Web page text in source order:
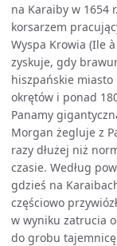
na Karaiby w 1654
korsarzem
Wyspa Krowia (Ile
zyskuje, gdy
hiszpańskie miasto
okrętów i ponad
Panamy
Morgan żegluje z
razy dłużej niż
czasie. Według
gdzieś na
częściowo
w wyniku zatrucia
do grobu